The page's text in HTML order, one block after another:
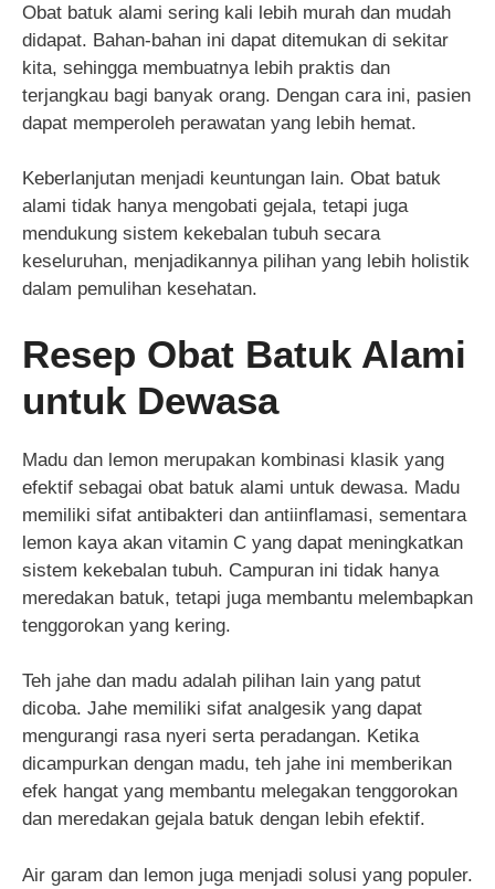
Obat batuk alami sering kali lebih murah dan mudah
didapat. Bahan-bahan ini dapat ditemukan di sekitar
kita, sehingga membuatnya lebih praktis dan
terjangkau bagi banyak orang. Dengan cara ini, pasien
dapat memperoleh perawatan yang lebih hemat.
Keberlanjutan menjadi keuntungan lain. Obat batuk
alami tidak hanya mengobati gejala, tetapi juga
mendukung sistem kekebalan tubuh secara
keseluruhan, menjadikannya pilihan yang lebih holistik
dalam pemulihan kesehatan.
Resep Obat Batuk Alami
untuk Dewasa
Madu dan lemon merupakan kombinasi klasik yang
efektif sebagai obat batuk alami untuk dewasa. Madu
memiliki sifat antibakteri dan antiinflamasi, sementara
lemon kaya akan vitamin C yang dapat meningkatkan
sistem kekebalan tubuh. Campuran ini tidak hanya
meredakan batuk, tetapi juga membantu melembapkan
tenggorokan yang kering.
Teh jahe dan madu adalah pilihan lain yang patut
dicoba. Jahe memiliki sifat analgesik yang dapat
mengurangi rasa nyeri serta peradangan. Ketika
dicampurkan dengan madu, teh jahe ini memberikan
efek hangat yang membantu melegakan tenggorokan
dan meredakan gejala batuk dengan lebih efektif.
Air garam dan lemon juga menjadi solusi yang populer.